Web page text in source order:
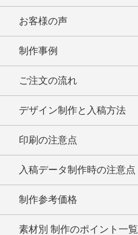
No.15-046
No.15-042
お客様の声
制作事例
ご注文の流れ
デザイン制作と入稿方法
印刷の注意点
入稿データ制作時の注意点
制作参考価格
素材別 制作のポイント一覧